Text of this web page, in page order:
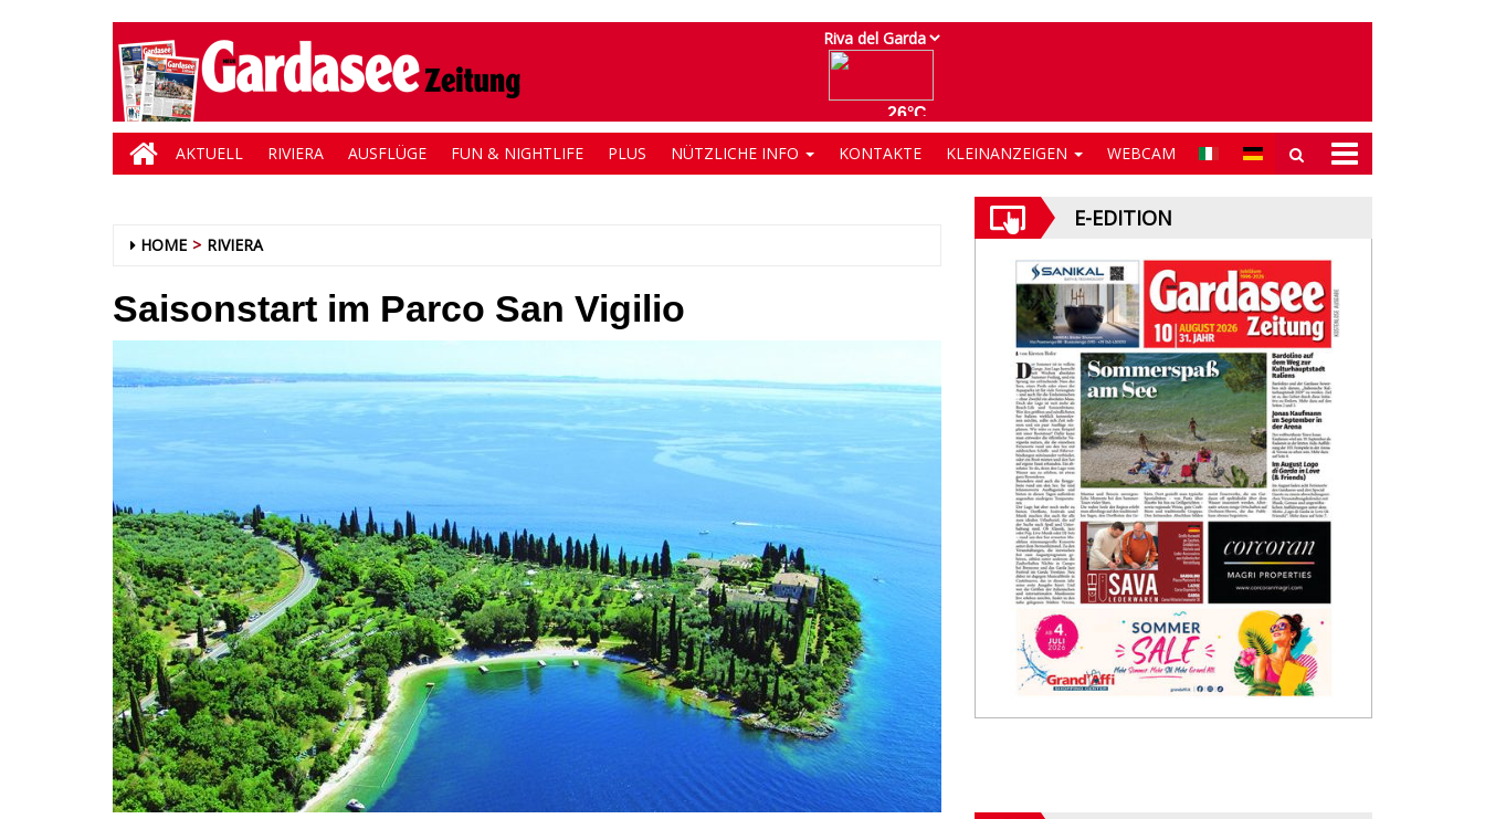
AKTUELL RIVIERA AUSFLÜGE FUN & NIGHTLIFE PLUS NÜTZLICHE INFO KONTAKTE KLEINANZEIGEN WEBCAM
HOME RIVIERA
Saisonstart im Parco San Vigilio
E-EDITION